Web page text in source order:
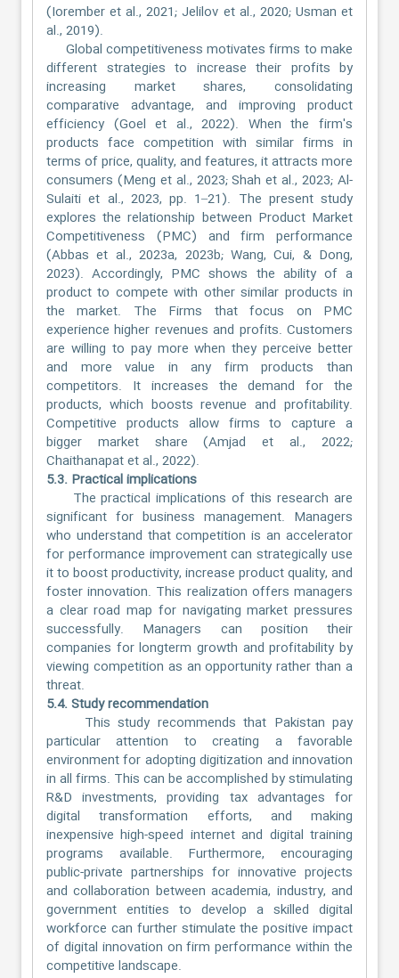
(Iorember et al., 2021; Jelilov et al., 2020; Usman et
al., 2019).
Global competitiveness motivates firms to make
different strategies to increase their profits by
increasing market shares, consolidating
comparative advantage, and improving product
efficiency (Goel et al., 2022). When the firm's
products face competition with similar firms in
terms of price, quality, and features, it attracts more
consumers (Meng et al., 2023; Shah et al., 2023; Al-
Sulaiti et al., 2023, pp. 1–21). The present study
explores the relationship between Product Market
Competitiveness (PMC) and firm performance
(Abbas et al., 2023a, 2023b; Wang, Cui, & Dong,
2023). Accordingly, PMC shows the ability of a
product to compete with other similar products in
the market. The Firms that focus on PMC
experience higher revenues and profits. Customers
are willing to pay more when they perceive better
and more value in any firm products than
competitors. It increases the demand for the
products, which boosts revenue and profitability.
Competitive products allow firms to capture a
bigger market share (Amjad et al., 2022;
Chaithanapat et al., 2022).
5.3. Practical implications
The practical implications of this research are
significant for business management. Managers
who understand that competition is an accelerator
for performance improvement can strategically use
it to boost productivity, increase product quality, and
foster innovation. This realization offers managers
a clear road map for navigating market pressures
successfully. Managers can position their
companies for longterm growth and profitability by
viewing competition as an opportunity rather than a
threat.
5.4. Study recommendation
This study recommends that Pakistan pay
particular attention to creating a favorable
environment for adopting digitization and innovation
in all firms. This can be accomplished by stimulating
R&D investments, providing tax advantages for
digital transformation efforts, and making
inexpensive high-speed internet and digital training
programs available. Furthermore, encouraging
public-private partnerships for innovative projects
and collaboration between academia, industry, and
government entities to develop a skilled digital
workforce can further stimulate the positive impact
of digital innovation on firm performance within the
competitive landscape.